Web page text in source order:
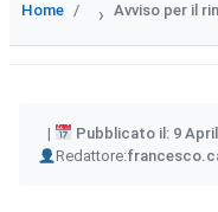
Home › Avviso per il
Pubblicato il: 9
Redattore:
Author